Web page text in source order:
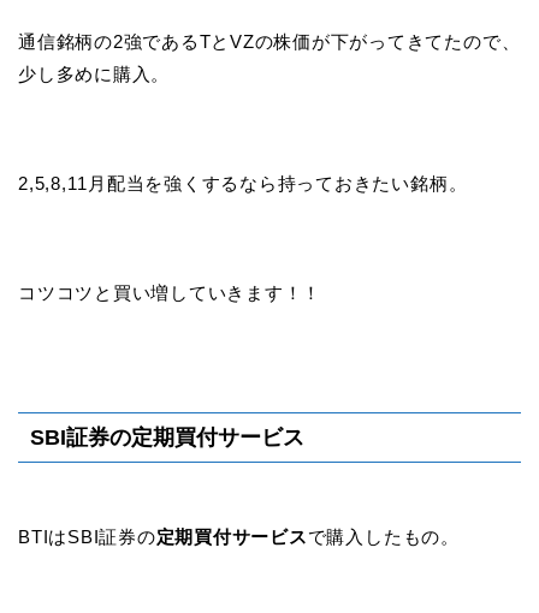
通信銘柄の2強であるTとVZの株価が下がってきてたので、
少し多めに購入。
2,5,8,11月配当を強くするなら持っておきたい銘柄。
コツコツと買い増していきます！！
SBI証券の定期買付サービス
BTIはSBI証券の定期買付サービスで購入したもの。